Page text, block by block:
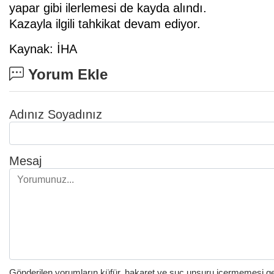
yapar gibi ilerlemesi de kayda alındı.
Kazayla ilgili tahkikat devam ediyor.
Kaynak: İHA
Yorum Ekle
Adınız Soyadınız
Mesaj